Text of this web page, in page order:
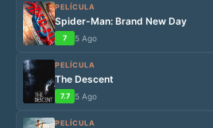
PELÍCULA
Spider-Man: Brand New Day
7 5 Ago
PELÍCULA
The Descent
7.7 5 Ago
PELÍCULA